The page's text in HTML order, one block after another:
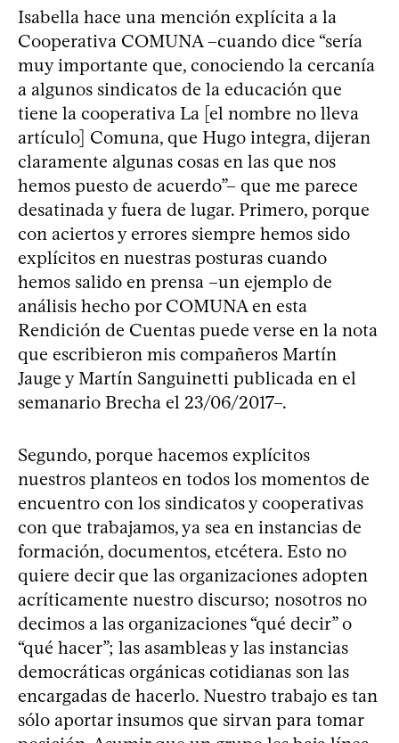
Isabella hace una mención explícita a la
Cooperativa COMUNA –cuando dice “sería
muy importante que, conociendo la cercanía
a algunos sindicatos de la educación que
tiene la cooperativa La [el nombre no lleva
artículo] Comuna, que Hugo integra, dijeran
claramente algunas cosas en las que nos
hemos puesto de acuerdo”– que me parece
desatinada y fuera de lugar. Primero, porque
con aciertos y errores siempre hemos sido
explícitos en nuestras posturas cuando
hemos salido en prensa –un ejemplo de
análisis hecho por COMUNA en esta
Rendición de Cuentas puede verse en la nota
que escribieron mis compañeros Martín
Jauge y Martín Sanguinetti publicada en el
semanario Brecha el 23/06/2017–.
Segundo, porque hacemos explícitos
nuestros planteos en todos los momentos de
encuentro con los sindicatos y cooperativas
con que trabajamos, ya sea en instancias de
formación, documentos, etcétera. Esto no
quiere decir que las organizaciones adopten
acríticamente nuestro discurso; nosotros no
decimos a las organizaciones “qué decir” o
“qué hacer”; las asambleas y las instancias
democráticas orgánicas cotidianas son las
encargadas de hacerlo. Nuestro trabajo es tan
sólo aportar insumos que sirvan para tomar